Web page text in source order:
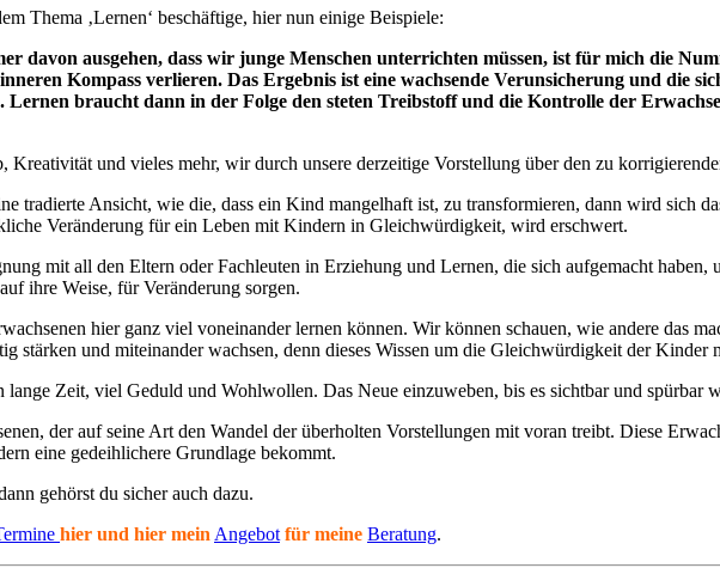
Thema ‚Lernen‘ beschäftige, hier nun einige Beispiele:
davon ausgehen, dass wir junge Menschen unterrichten müssen, ist für mich die
Kompass verlieren. Das Ergebnis ist eine wachsende Verunsicherung und die
braucht dann in der Folge den steten Treibstoff und die Kontrolle der
Kreativität und vieles mehr, wir durch unsere derzeitige Vorstellung über den zu
tradierte Ansicht, wie die, dass ein Kind mangelhaft ist, zu transformieren, dann wird sich
Veränderung für ein Leben mit Kindern in Gleichwürdigkeit, wird erschwert.
mit all den Eltern oder Fachleuten in Erziehung und Lernen, die sich aufgemacht haben,
ihre Weise, für Veränderung sorgen.
hier ganz viel voneinander lernen können. Wir können schauen, wie andere das
stärken und miteinander wachsen, denn dieses Wissen um die Gleichwürdigkeit der Kinder
lange Zeit, viel Geduld und Wohlwollen. Das Neue einzuweben, bis es sichtbar und spürbar
der auf seine Art den Wandel der überholten Vorstellungen mit voran treibt. Diese
eine gedeihlichere Grundlage bekommt.
gehörst du sicher auch dazu.
hier und hier mein Angebot für meine Beratung.